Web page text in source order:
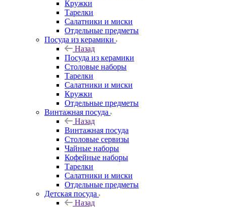
Кружки
Тарелки
Салатники и миски
Отдельные предметы
Посуда из керамики
Назад
Посуда из керамики
Столовые наборы
Тарелки
Салатники и миски
Кружки
Отдельные предметы
Винтажная посуда
Назад
Винтажная посуда
Столовые сервизы
Чайные наборы
Кофейные наборы
Тарелки
Салатники и миски
Отдельные предметы
Детская посуда
Назад